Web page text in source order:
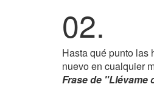
02.
Hasta qué punto las
nuevo en cualquier
Frase de "Llévame